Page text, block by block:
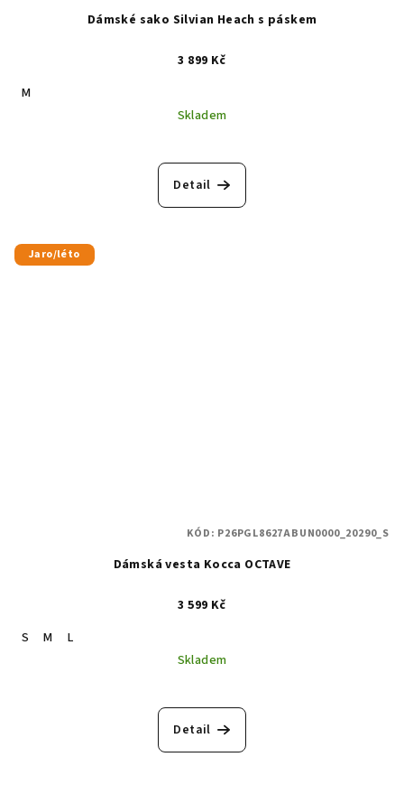
Dámské sako Silvian Heach s páskem
3 899 Kč
M
Skladem
Detail
Jaro/léto
Dámská vesta Kocca OCTAVE
3 599 Kč
S
M
L
Skladem
Detail
KÓD: P26PGL8627ABUN0000_20290_S